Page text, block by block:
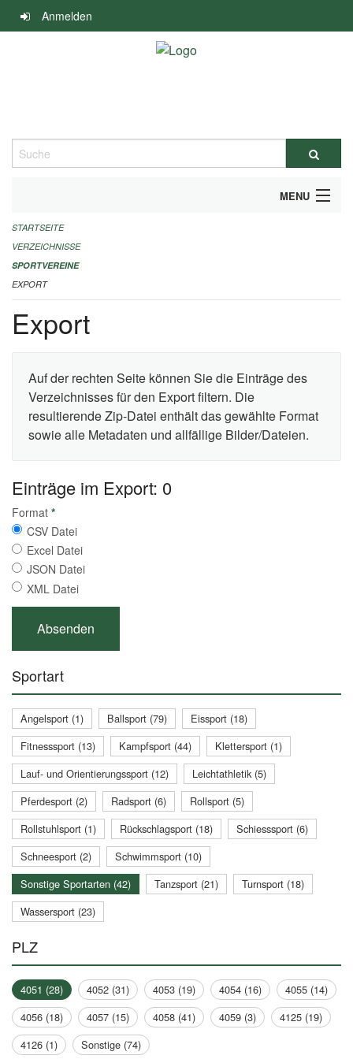
Navigation
überspringen
Anmelden
Suche
MENU
ALLGEMEINE INFORMATIONEN
FINANZIELLE UNTERSTÜTZUNG BENÖTIGT?
KONTAKT
STARTSEITE
VERZEICHNISSE
SPORTVEREINE
EXPORT
Export
Auf der rechten Seite können Sie die Einträge des
Verzeichnisses für den Export filtern. Die
resultierende Zip-Datei enthält das gewählte Format
sowie alle Metadaten und allfällige Bilder/Dateien.
Einträge im Export: 0
Format *
CSV Datei
Excel Datei
JSON Datei
XML Datei
Sportart
Angelsport (1) Ballsport (79)
Eissport (18)
Fitnesssport (13)
Kampfsport (44)
Klettersport (1)
Lauf- und Orientierungssport (12)
Leichtathletik (5)
Pferdesport (2)
Radsport (6)
Rollsport (5)
Rollstuhlsport (1)
Rückschlagsport (18)
Schiesssport (6)
Schneesport (2)
Schwimmsport (10)
Sonstige Sportarten (42)
Tanzsport (21)
Turnsport (18)
Wassersport (23)
PLZ
4051 (28) 4052 (31) 4053 (19) 4054 (16)
4055 (14)
4056 (18)
4057 (15) 4058 (41) 4059 (3)
4125 (19)
4126 (1)
Sonstige (74)